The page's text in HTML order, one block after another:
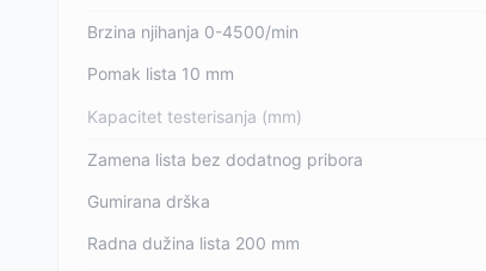
Brzina njihanja 0-4500/min
Pomak lista 10 mm
Kapacitet testerisanja (mm)
Zamena lista bez dodatnog pribora
Gumirana drška
Radna dužina lista 200 mm